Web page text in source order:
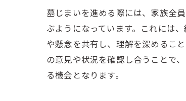
墓じまいを進める際には、家族全
ぶようになっています。これには
や懸念を共有し、理解を深めるこ
の意見や状況を確認し合うことで
る機会となります。